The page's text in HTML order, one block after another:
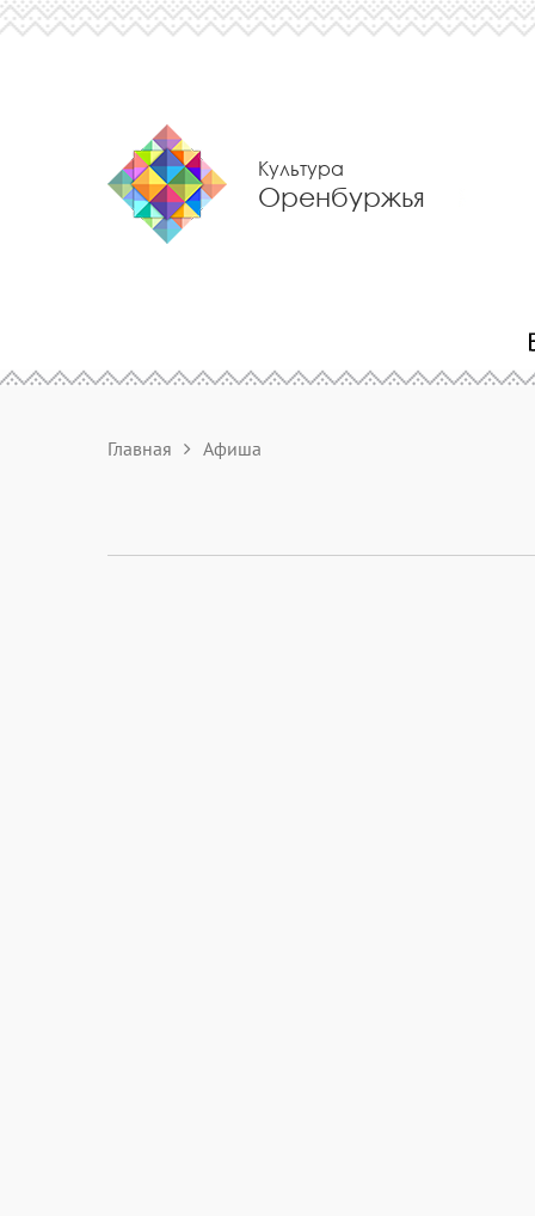
Культура
Оренбуржья
Главная Афиша